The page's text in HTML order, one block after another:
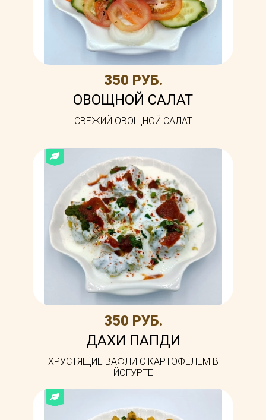
350 РУБ.
ОВОЩНОЙ САЛАТ
СВЕЖИЙ ОВОЩНОЙ САЛАТ
350 РУБ.
ДАХИ ПАПДИ
ХРУСТЯЩИЕ ВАФЛИ С КАРТОФЕЛЕМ В
ЙОГУРТЕ